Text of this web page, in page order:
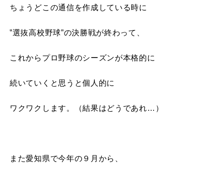
ちょうどこの通信を作成している時に
‟選抜高校野球”の決勝戦が終わって、
これからプロ野球のシーズンが本格的に
続いていくと思うと個人的に
ワクワクします。（結果はどうであれ…）
また愛知県で今年の９月から、